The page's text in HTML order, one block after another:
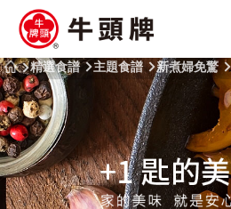
精選食譜 主題食譜 新煮婦免驚